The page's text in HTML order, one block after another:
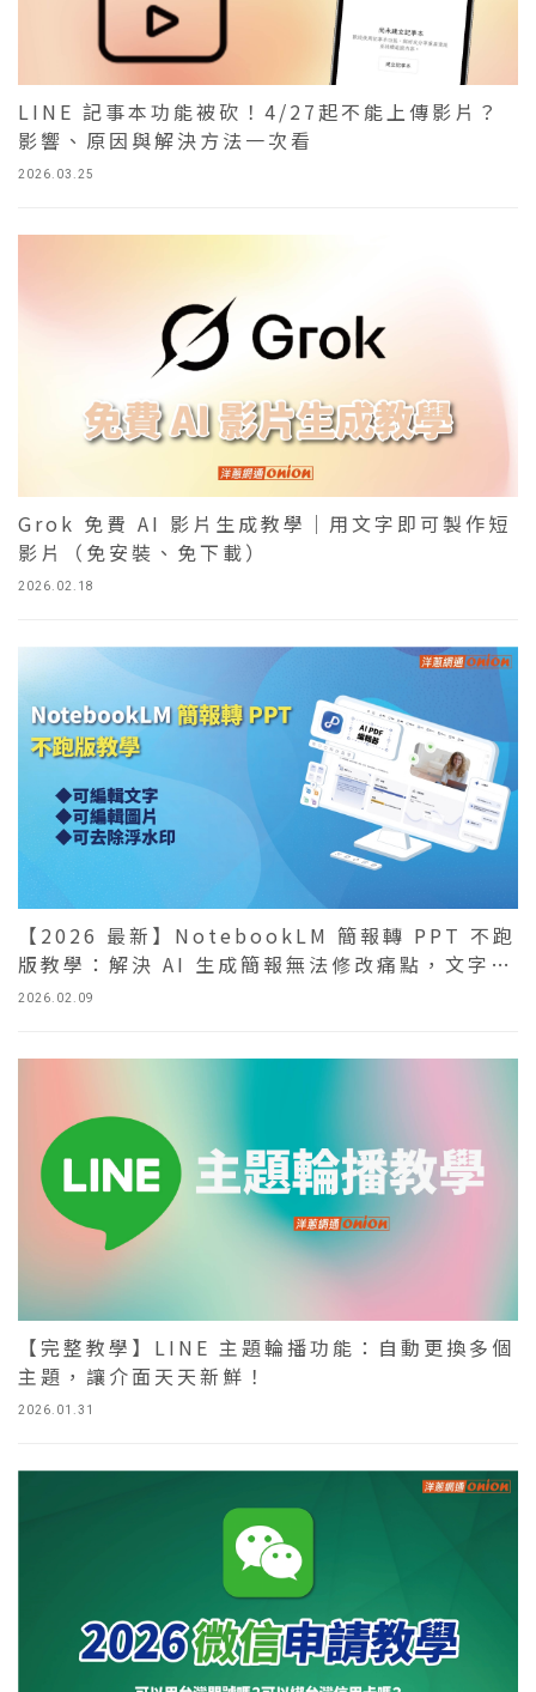
2026.03.25
LINE 記事本功能被砍！4/27起不能上傳影片？
影響、原因與解決方法一次看
2026.02.18
Grok 免費 AI 影片生成教學｜用文字即可製作短
影片（免安裝、免下載）
2026.02.09
【2026 最新】NotebookLM 簡報轉 PPT 不跑
版教學：解決 AI 生成簡報無法修改痛點，文字、
圖片全拆解！
2026.01.31
【完整教學】LINE 主題輪播功能：自動更換多個
主題，讓介面天天新鮮！